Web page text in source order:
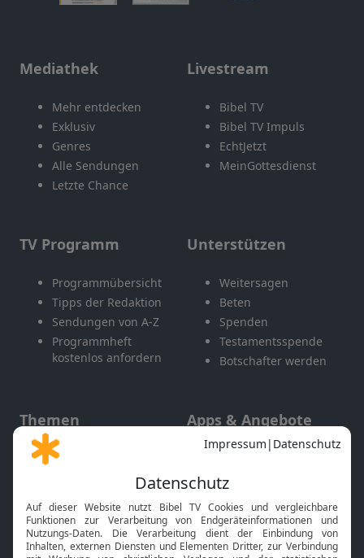
Mediathek
Mehr entdecken
Exklusiv
Genres
Alle Sendungen
Letzte Chance
Livestream
Bibel TV
Bibel TV Impuls
EchtJetzt
MeinGottesdienst
TV Programm
Programmübersicht
Tipps der Redaktion
Sendungen von A-Z
Programmheft
kostenlos anfordern
Unterstützen
Weitersagen
Beten
Spenden
Testamentsspende
Botschafter werden
Themen
Gott und Bibel erklärt
Neuigkeiten
Apps & Angebote
Mobile App
Smart TV
HbbTV